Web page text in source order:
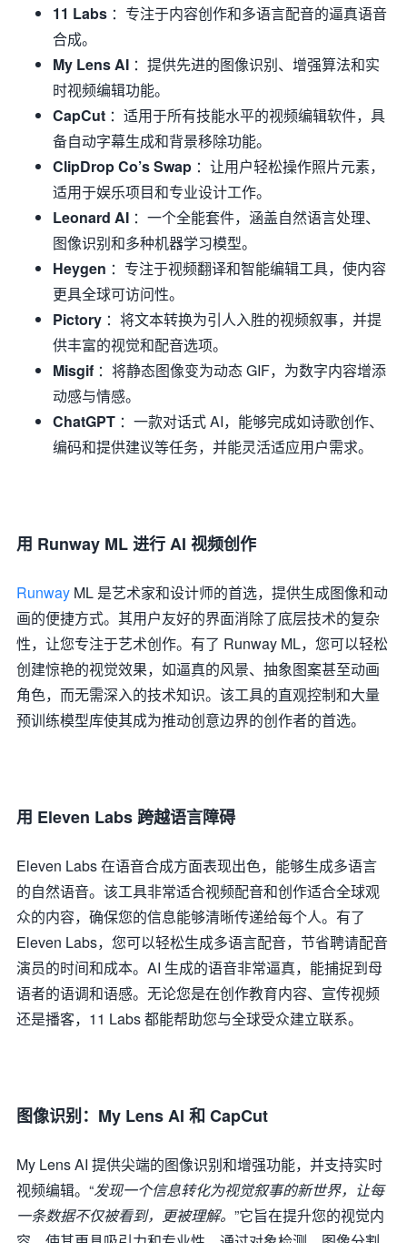
11 Labs ：专注于内容创作和多语言配音的逼真语音
合成。
My Lens AI ：提供先进的图像识别、增强算法和实
时视频编辑功能。
CapCut ：适用于所有技能水平的视频编辑软件，具
备自动字幕生成和背景移除功能。
ClipDrop Co’s Swap ：让用户轻松操作照片元素，
适用于娱乐项目和专业设计工作。
Leonard AI ：一个全能套件，涵盖自然语言处理、
图像识别和多种机器学习模型。
Heygen ：专注于视频翻译和智能编辑工具，使内容
更具全球可访问性。
Pictory ：将文本转换为引人入胜的视频叙事，并提
供丰富的视觉和配音选项。
Misgif ：将静态图像变为动态 GIF，为数字内容增添
动感与情感。
ChatGPT ：一款对话式 AI，能够完成如诗歌创作、
编码和提供建议等任务，并能灵活适应用户需求。
用 Runway ML 进行 AI 视频创作
Runway ML 是艺术家和设计师的首选，提供生成图像和动
画的便捷方式。其用户友好的界面消除了底层技术的复杂
性，让您专注于艺术创作。有了 Runway ML，您可以轻松
创建惊艳的视觉效果，如逼真的风景、抽象图案甚至动画
角色，而无需深入的技术知识。该工具的直观控制和大量
预训练模型库使其成为推动创意边界的创作者的首选。
用 Eleven Labs 跨越语言障碍
Eleven Labs 在语音合成方面表现出色，能够生成多语言
的自然语音。该工具非常适合视频配音和创作适合全球观
众的内容，确保您的信息能够清晰传递给每个人。有了
Eleven Labs，您可以轻松生成多语言配音，节省聘请配音
演员的时间和成本。AI 生成的语音非常逼真，能捕捉到母
语者的语调和语感。无论您是在创作教育内容、宣传视频
还是播客，11 Labs 都能帮助您与全球受众建立联系。
图像识别：My Lens AI 和 CapCut
My Lens AI 提供尖端的图像识别和增强功能，并支持实时
视频编辑。“发现一个信息转化为视觉叙事的新世界，让每
一条数据不仅被看到，更被理解。 ”它旨在提升您的视觉内